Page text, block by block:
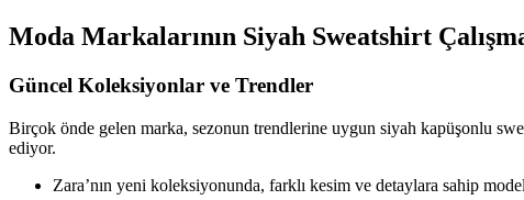
Moda Markalarının Siyah Sweatshirt
Güncel Koleksiyonlar ve Trendler
Birçok önde gelen marka, sezonun trendlerine uygun siyah kapüşonlu
ediyor.
Zara’nın yeni koleksiyonunda, farklı kesim ve detaylara sahip